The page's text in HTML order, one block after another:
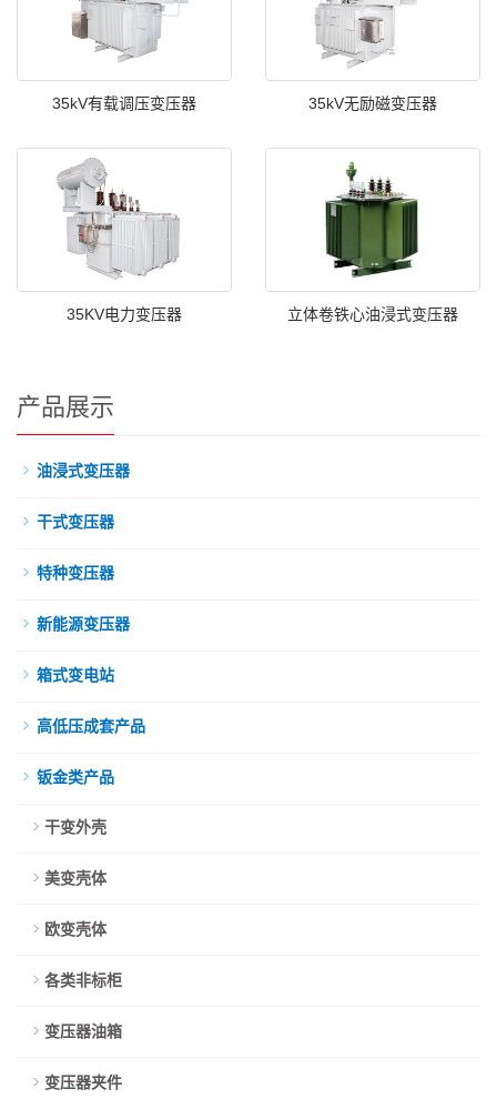
35kV有载调压变压器 35kV无励磁变压器
35KV电力变压器 立体卷铁心油浸式变压器
产品展示
油浸式变压器
干式变压器
特种变压器
新能源变压器
箱式变电站
高低压成套产品
钣金类产品
干变外壳
美变壳体
欧变壳体
各类非标柜
变压器油箱
变压器夹件